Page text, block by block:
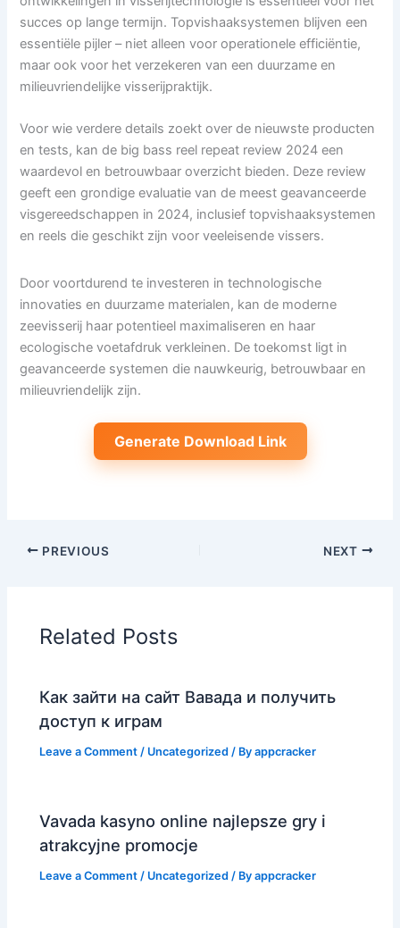
succes op lange termijn. Topvishaaksystemen blijven een
essentiële pijler – niet alleen voor operationele efficiëntie,
maar ook voor het verzekeren van een duurzame en
milieuvriendelijke visserijpraktijk.
Voor wie verdere details zoekt over de nieuwste producten
en tests, kan de big bass reel repeat review 2024 een
waardevol en betrouwbaar overzicht bieden. Deze review
geeft een grondige evaluatie van de meest geavanceerde
visgereedschappen in 2024, inclusief topvishaaksystemen
en reels die geschikt zijn voor veeleisende vissers.
Door voortdurend te investeren in technologische
innovaties en duurzame materialen, kan de moderne
zeevisserij haar potentieel maximaliseren en haar
ecologische voetafdruk verkleinen. De toekomst ligt in
geavanceerde systemen die nauwkeurig, betrouwbaar en
milieuvriendelijk zijn.
Generate Download Link
PREVIOUS NEXT
Related Posts
Как зайти на сайт Вавада и получить
доступ к играм
Leave a Comment / Uncategorized / Byappcracker
Vavada kasyno online najlepsze gry i
atrakcyjne promocje
Leave a Comment / Uncategorized / Byappcracker